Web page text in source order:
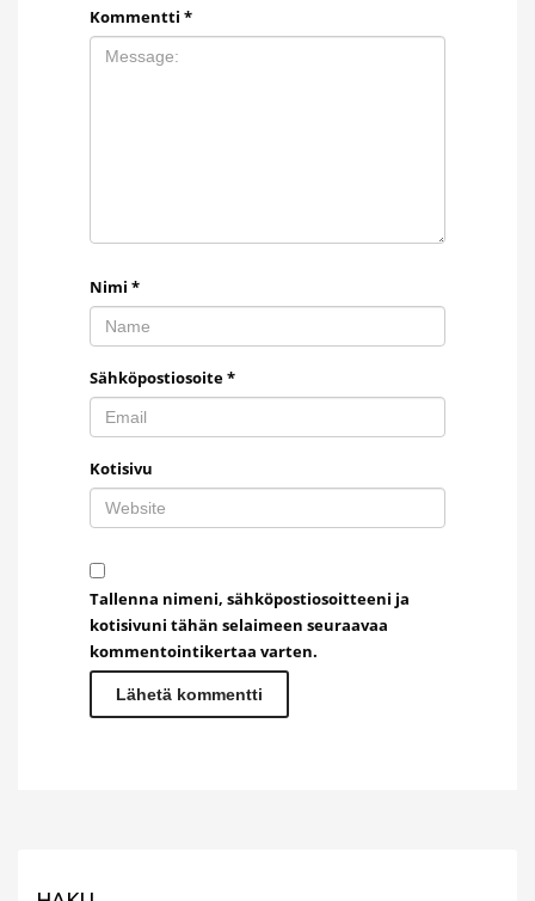
Kommentti *
Nimi *
Sähköpostiosoite*
Kotisivu
Tallenna nimeni, sähköpostiosoitteeni ja
kotisivuni tähän selaimeen seuraavaa
kommentointikertaa varten.